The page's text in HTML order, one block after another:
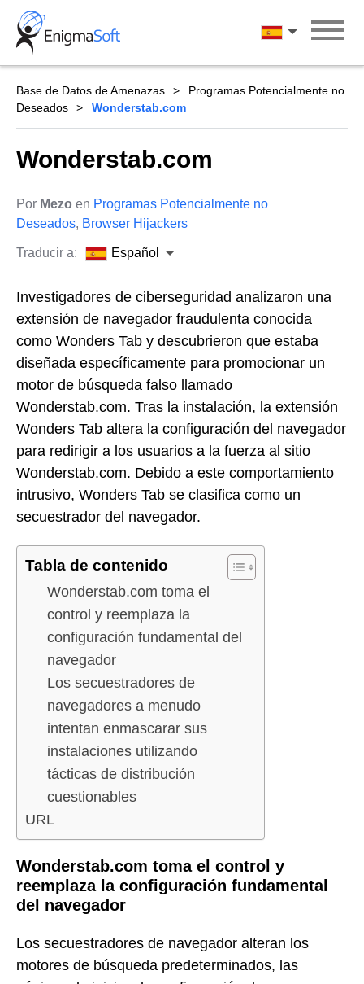
Skip
content
Español
Base de Datos de Amenazas
Programas Potencialmente no
Deseados
Wonderstab.com
Wonderstab.com
Por Mezo en Programas Potencialmente no
Deseados, Browser Hijackers
Traducir a: Español
Investigadores de ciberseguridad analizaron una
extensión de navegador fraudulenta conocida
como Wonders Tab y descubrieron que estaba
diseñada específicamente para promocionar un
motor de búsqueda falso llamado
Wonderstab.com. Tras la instalación, la extensión
Wonders Tab altera la configuración del navegador
para redirigir a los usuarios a la fuerza al sitio
Wonderstab.com. Debido a este comportamiento
intrusivo, Wonders Tab se clasifica como un
secuestrador del navegador.
Tabla de contenido
Wonderstab.com toma el
control y reemplaza la
configuración fundamental del
navegador
Los secuestradores de
navegadores a menudo
intentan enmascarar sus
instalaciones utilizando
tácticas de distribución
cuestionables
URL
Wonderstab.com toma el control y
reemplaza la configuración fundamental
del navegador
Los secuestradores de navegador alteran los
motores de búsqueda predeterminados, las